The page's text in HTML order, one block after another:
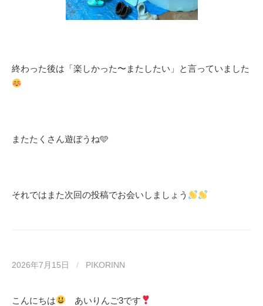
終わった後は「楽しかった〜またしたい」と言っていました
またたくさん遊ぼうね🩵
それではまた次回の投稿でお会いしましょう
2026年7月15日 / PIKORINN
こんにちは あいりんご3です